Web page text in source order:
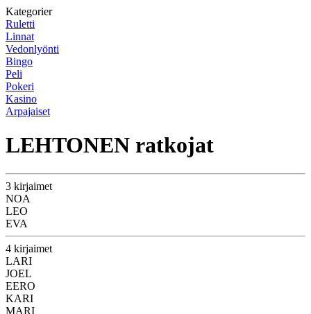
Kategorier
Ruletti
Linnat
Vedonlyönti
Bingo
Peli
Pokeri
Kasino
Arpajaiset
LEHTONEN ratkojat
3 kirjaimet
NOA
LEO
EVA
4 kirjaimet
LARI
JOEL
EERO
KARI
MARI